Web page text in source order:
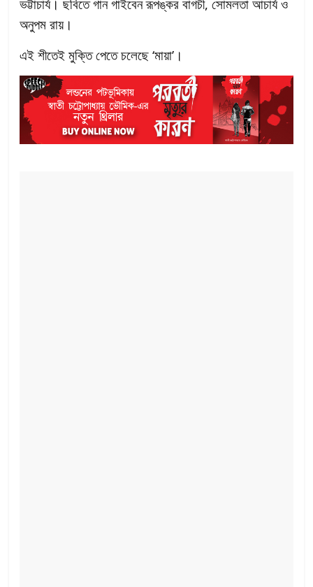
ভট্টাচার্য। ছবিতে গান গাইবেন রূপঙ্কর বাগচী, সোমলতা আচার্য ও
অনুপম রায়।
এই শীতেই মুক্তি পেতে চলেছে ‘মায়া’।